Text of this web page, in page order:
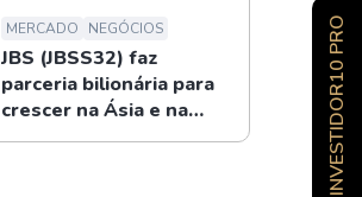
MERCADO NEGÓCIOS
JBS (JBSS32) faz
parceria bilionária para
crescer na Ásia e na
Oceania
INVESTIDOR10 PRO